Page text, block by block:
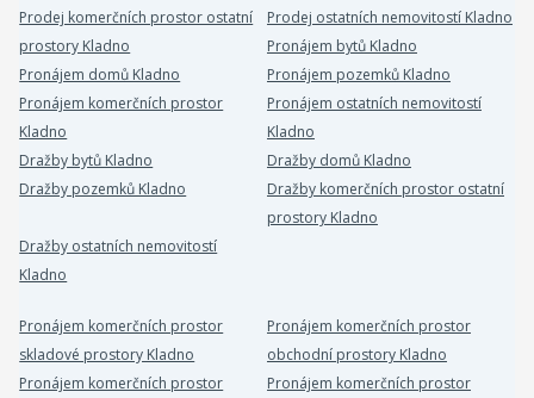
Prodej komerčních prostor ostatní
prostory Kladno
Prodej ostatních nemovitostí Kladno
Pronájem bytů Kladno
Pronájem domů Kladno
Pronájem pozemků Kladno
Pronájem komerčních prostor
Kladno
Pronájem ostatních nemovitostí
Kladno
Dražby bytů Kladno
Dražby domů Kladno
Dražby pozemků Kladno
Dražby komerčních prostor ostatní
prostory Kladno
Dražby ostatních nemovitostí
Kladno
Pronájem komerčních prostor
skladové prostory Kladno
Pronájem komerčních prostor
obchodní prostory Kladno
Pronájem komerčních prostor
Pronájem komerčních prostor